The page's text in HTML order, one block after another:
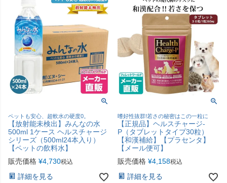
ペットも安心、超軟水の硬度0。
【放射能未検出】みんなの水
500ml 1ケース ヘルスチャージ
シリーズ（500ml24本入り）
【ペットの飲料水】
販売価格 ¥4,730税込
詳細を見る
嗜好性抜群!若さの秘密はこの一粒に
【正規品】ヘルスチャージ-
P（タブレットタイプ30粒）
【和漢補給】【プラセンタ】
【メール便可】
販売価格 ¥4,158税込
詳細を見る